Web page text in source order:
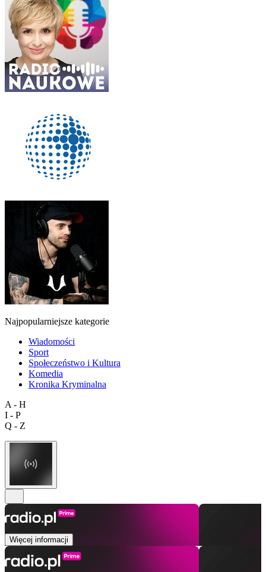
Najpopularniejsze kategorie
Wiadomości
Sport
Społeczeństwo i Kultura
Komedia
Kronika Kryminalna
A - H
I - P
Q - Z
Więcej informacji